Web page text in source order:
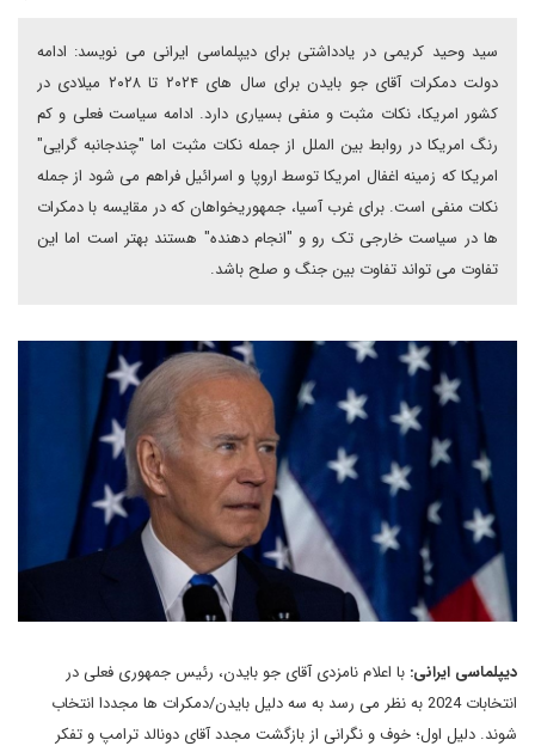
سید وحید کریمی در یادداشتی برای دیپلماسی ایرانی می نویسد: ادامه
دولت دمکرات آقای جو بایدن برای سال های ۲۰۲۴ تا ۲۰۲۸ میلادی در
کشور امریکا، نکات مثبت و منفی بسیاری دارد. ادامه سیاست فعلی و کم
رنگ امریکا در روابط بین الملل از جمله نکات مثبت اما "چندجانبه گرایی"
امریکا که زمینه اغفال امریکا توسط اروپا و اسرائیل فراهم می شود از جمله
نکات منفی است. برای غرب آسیا، جمهوریخواهان که در مقایسه با دمکرات
ها در سیاست خارجی تک رو و "انجام دهنده" هستند بهتر است اما این
تفاوت می تواند تفاوت بین جنگ و صلح باشد.
دیپلماسی ایرانی: با اعلام نامزدی آقای جو بایدن، رئیس جمهوری فعلی در
انتخابات 2024 به نظر می رسد به سه دلیل بایدن/دمکرات ها مجددا انتخاب
شوند. دلیل اول؛ خوف و نگرانی از بازگشت مجدد آقای دونالد ترامپ و تفکر